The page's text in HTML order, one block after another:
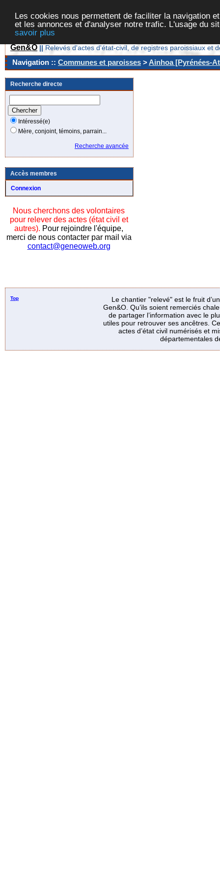
Les cookies nous permettent de faciliter la navigation
et les annonces et d'analyser notre trafic. L'usage du
savoir plus
Gen&O || Relevés d'actes d'état-civil, de registres paroissiaux et
Navigation :: Communes et paroisses >Ainhoa [Pyrénées-
Recherche directe
Intéressé(e)
Mère, conjoint, témoins, parrain...
Recherche avancée
Accès membres
Connexion
Nous cherchons des volontaires
pour relever des actes (état civil et
autres). Pour rejoindre l'équipe,
merci de nous contacter par mail via
contact@geneoweb.org
Top
Le chantier "relevé" est le fruit
Gen&O. Qu’ils soient remerciés
de partager l’information avec le
utiles pour retrouver ses ancêtres.
actes d’état civil numérisés et
départementales